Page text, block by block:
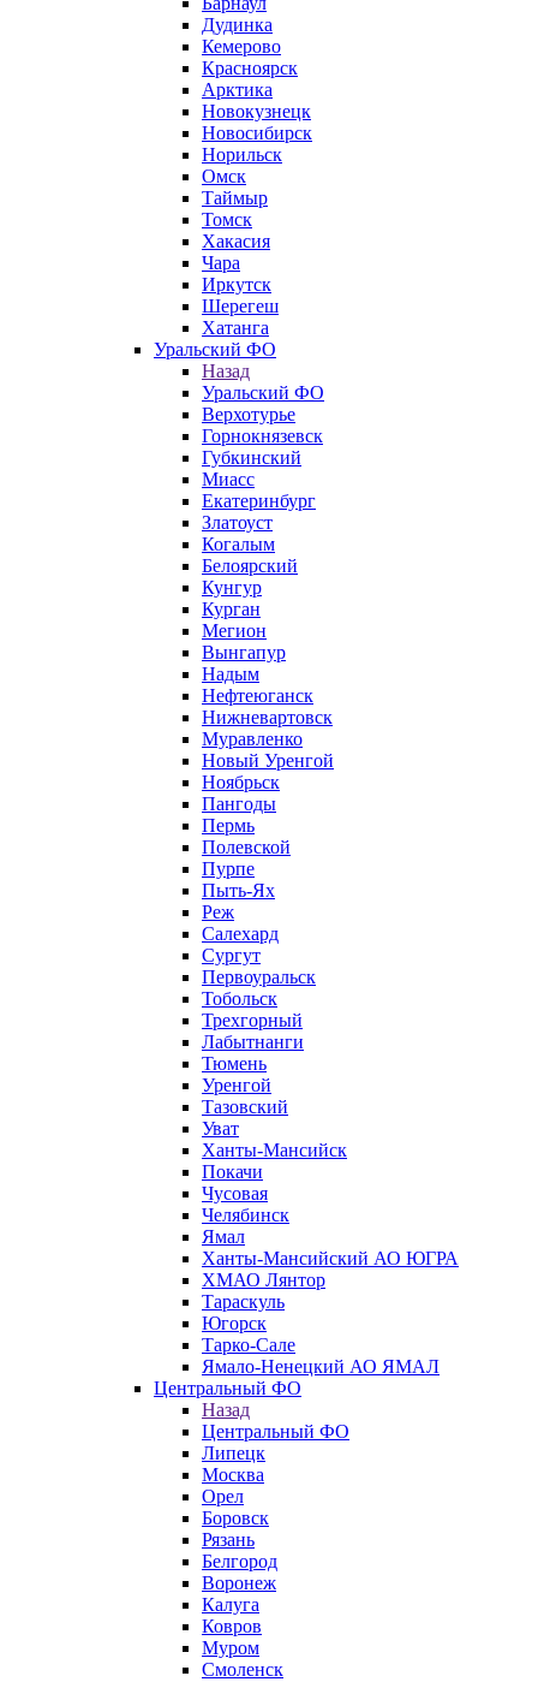
Дудинка
Кемерово
Красноярск
Арктика
Новокузнецк
Новосибирск
Норильск
Омск
Таймыр
Томск
Хакасия
Чара
Иркутск
Шерегеш
Хатанга
Уральский ФО
Назад
Уральский ФО
Верхотурье
Горнокнязевск
Губкинский
Миасс
Екатеринбург
Златоуст
Когалым
Белоярский
Кунгур
Курган
Мегион
Вынгапур
Надым
Нефтеюганск
Нижневартовск
Муравленко
Новый Уренгой
Ноябрьск
Пангоды
Пермь
Полевской
Пурпе
Пыть-Ях
Реж
Салехард
Сургут
Первоуральск
Тобольск
Трехгорный
Лабытнанги
Тюмень
Уренгой
Тазовский
Уват
Ханты-Мансийск
Покачи
Чусовая
Челябинск
Ямал
Ханты-Мансийский АО ЮГРА
ХМАО Лянтор
Тараскуль
Югорск
Тарко-Сале
Ямало-Ненецкий АО ЯМАЛ
Центральный ФО
Назад
Центральный ФО
Липецк
Москва
Орел
Боровск
Рязань
Белгород
Воронеж
Калуга
Ковров
Муром
Смоленск